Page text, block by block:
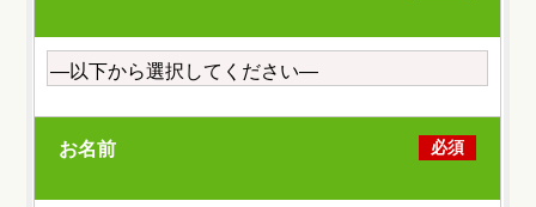
お名前 必須